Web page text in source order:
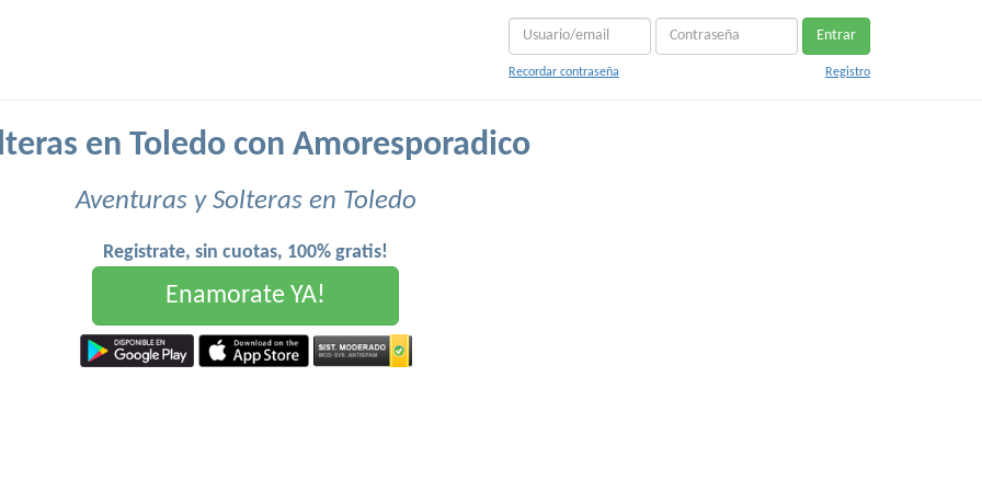
Entrar
Recordar contraseña Registro
en Toledo con Amoresporadico
Aventuras y Solteras en Toledo
Registrate, sin cuotas, 100% gratis!
Enamorate YA!